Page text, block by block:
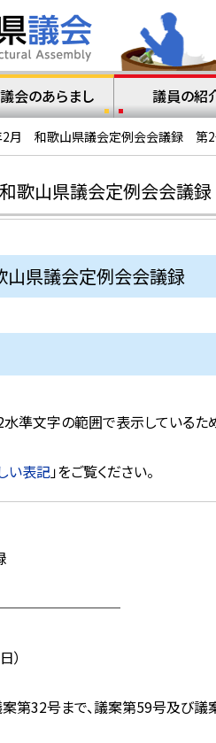
会のあらまし 議員の紹
月 和歌山県議会定例会会議録 第2
山県議会定例会会議録
県議会定例会会議録
準文字の範囲で表示しているた
い表記」をご覧ください。
）
32号まで、議案第59号及び議